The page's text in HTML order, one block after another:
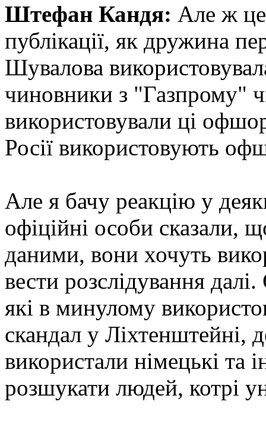
Штефан Кандя: Але ж
публікації, як дружина
Шувалова
чиновники з "Газпрому"
використовували ці
Росії використовують
Але я бачу реакцію у
офіційні особи сказали,
даними, вони хочуть
вести розслідування
які в минулому
скандал у Ліхтенштейні,
використали німецькі та
розшукати людей, котрі